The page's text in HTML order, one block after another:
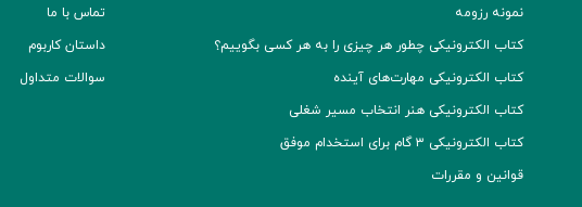
نمونه رزومه
کتاب الکترونیکی چطور هر چیزی را به هر کسی بگوییم؟
کتاب الکترونیکی مهارت‌های آینده
کتاب الکترونیکی هنر انتخاب مسیر شغلی
کتاب الکترونیکی ۳ گام برای استخدام موفق
قوانین و مقررات
تماس با ما
داستان کاربوم
سوالات متداول